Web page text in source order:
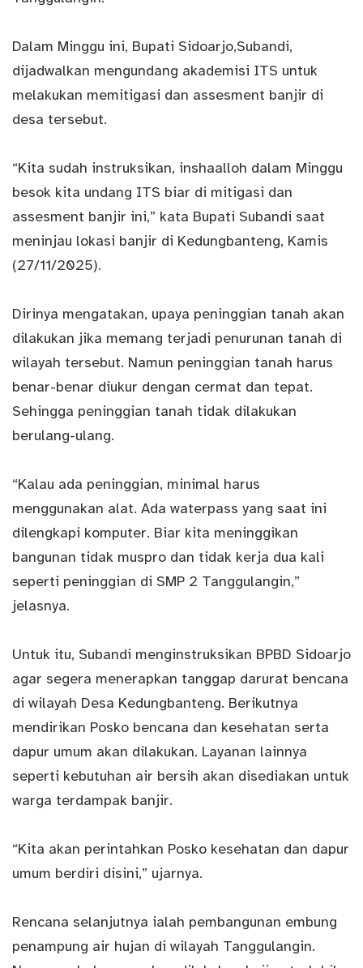
Dalam Minggu ini, Bupati Sidoarjo,Subandi,
dijadwalkan mengundang akademisi ITS untuk
melakukan memitigasi dan assesment banjir di
desa tersebut.
“Kita sudah instruksikan, inshaalloh dalam Minggu
besok kita undang ITS biar di mitigasi dan
assesment banjir ini,” kata Bupati Subandi saat
meninjau lokasi banjir di Kedungbanteng, Kamis
(27/11/2025).
Dirinya mengatakan, upaya peninggian tanah akan
dilakukan jika memang terjadi penurunan tanah di
wilayah tersebut. Namun peninggian tanah harus
benar-benar diukur dengan cermat dan tepat.
Sehingga peninggian tanah tidak dilakukan
berulang-ulang.
“Kalau ada peninggian, minimal harus
menggunakan alat. Ada waterpass yang saat ini
dilengkapi komputer. Biar kita meninggikan
bangunan tidak muspro dan tidak kerja dua kali
seperti peninggian di SMP 2 Tanggulangin,”
jelasnya.
Untuk itu, Subandi menginstruksikan BPBD Sidoarjo
agar segera menerapkan tanggap darurat bencana
di wilayah Desa Kedungbanteng. Berikutnya
mendirikan Posko bencana dan kesehatan serta
dapur umum akan dilakukan. Layanan lainnya
seperti kebutuhan air bersih akan disediakan untuk
warga terdampak banjir.
“Kita akan perintahkan Posko kesehatan dan dapur
umum berdiri disini,” ujarnya.
Rencana selanjutnya ialah pembangunan embung
penampung air hujan di wilayah Tanggulangin.